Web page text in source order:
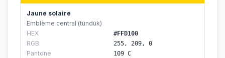
Jaune solaire
Emblème central (tündük)
HEX
#FFD100
RGB 255, 209, 0
Pantone 109 C